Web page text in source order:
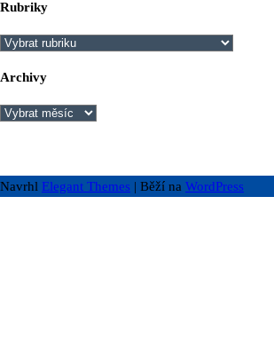
Rubriky
Rubriky
Archivy
Archivy
Navrhl Elegant Themes | Běží na WordPress